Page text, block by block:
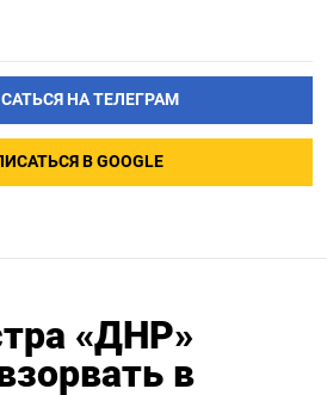
НА ТЕЛЕГРАМ
В GOOGLE
«ДНР»
в